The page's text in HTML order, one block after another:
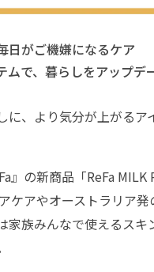
日がご機嫌になるケア
ムで、暮らしをアップデ
に、より気分が上がるア
』の新商品「ReFa MILK
ケアやオーストラリア
家族みんなで使えるスキ